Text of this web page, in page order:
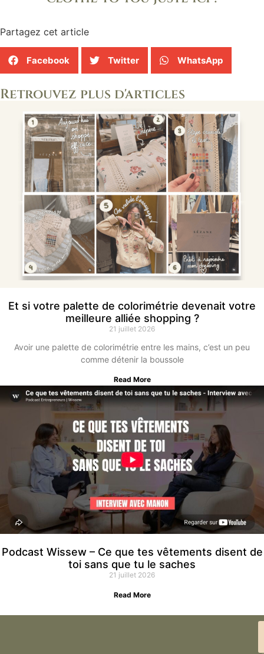
Partagez cet article
Facebook Twitter WhatsApp
Retrouvez plus d'articles
Et si votre palette de colorimétrie devenait votre
meilleure alliée shopping ?
21 juillet 2026
Avoir une palette de colorimétrie entre les mains, c’est un peu
comme détenir la boussole
Read More
Podcast Wissew – Ce que tes vêtements disent de
toi sans que tu le saches
21 juillet 2026
Read More